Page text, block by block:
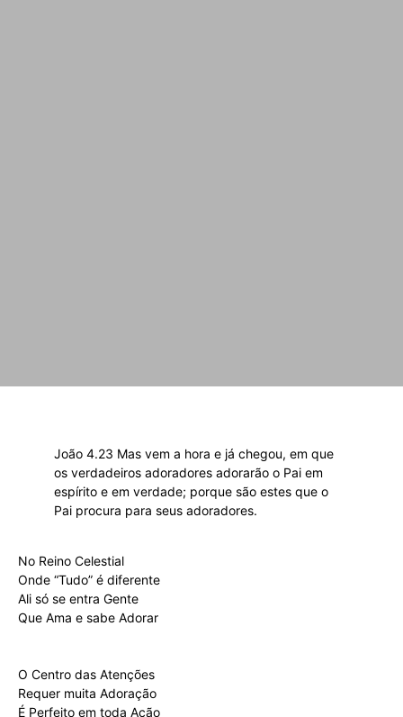
João 4.23 Mas vem a hora e já chegou, em que
os verdadeiros adoradores adorarão o Pai em
espírito e em verdade; porque são estes que o
Pai procura para seus adoradores.
No Reino Celestial
Onde “Tudo” é diferente
Ali só se entra Gente
Que Ama e sabe Adorar
O Centro das Atenções
Requer muita Adoração
É Perfeito em toda Ação